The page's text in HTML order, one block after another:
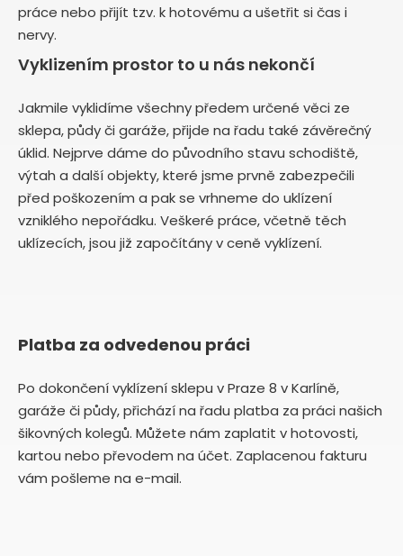
práce nebo přijít tzv. k hotovému a ušetřit si čas i
nervy.
Vyklizením prostor to u nás nekončí
Jakmile vyklidíme všechny předem určené věci ze
sklepa, půdy či garáže, přijde na řadu také závěrečný
úklid. Nejprve dáme do původního stavu schodiště,
výtah a další objekty, které jsme prvně zabezpečili
před poškozením a pak se vrhneme do uklízení
vzniklého nepořádku. Veškeré práce, včetně těch
uklízecích, jsou již započítány v ceně vyklízení.
Platba za odvedenou práci
Po dokončení vyklízení sklepu v Praze 8 v Karlíně,
garáže či půdy, přichází na řadu platba za práci našich
šikovných kolegů. Můžete nám zaplatit v hotovosti,
kartou nebo převodem na účet. Zaplacenou fakturu
vám pošleme na e-mail.